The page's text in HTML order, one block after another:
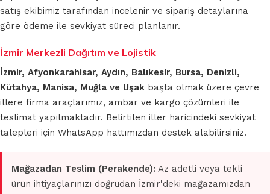
satış ekibimiz tarafından incelenir ve sipariş detaylarına
göre ödeme ile sevkiyat süreci planlanır.
İzmir Merkezli Dağıtım ve Lojistik
İzmir, Afyonkarahisar, Aydın, Balıkesir, Bursa, Denizli,
Kütahya, Manisa, Muğla ve Uşak başta olmak üzere çevre
illere firma araçlarımız, ambar ve kargo çözümleri ile
teslimat yapılmaktadır. Belirtilen iller haricindeki sevkiyat
talepleri için WhatsApp hattımızdan destek alabilirsiniz.
Mağazadan Teslim (Perakende): Az adetli veya tekli
ürün ihtiyaçlarınızı doğrudan İzmir'deki mağazamızdan